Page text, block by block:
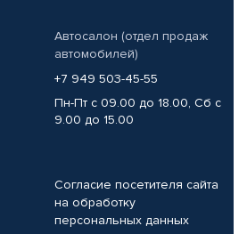
Автосалон (отдел продаж
автомобилей)
+7 949 503-45-55
Пн-Пт с 09.00 до 18.00, Сб с
9.00 до 15.00
Согласие посетителя сайта
на обработку
персональных данных